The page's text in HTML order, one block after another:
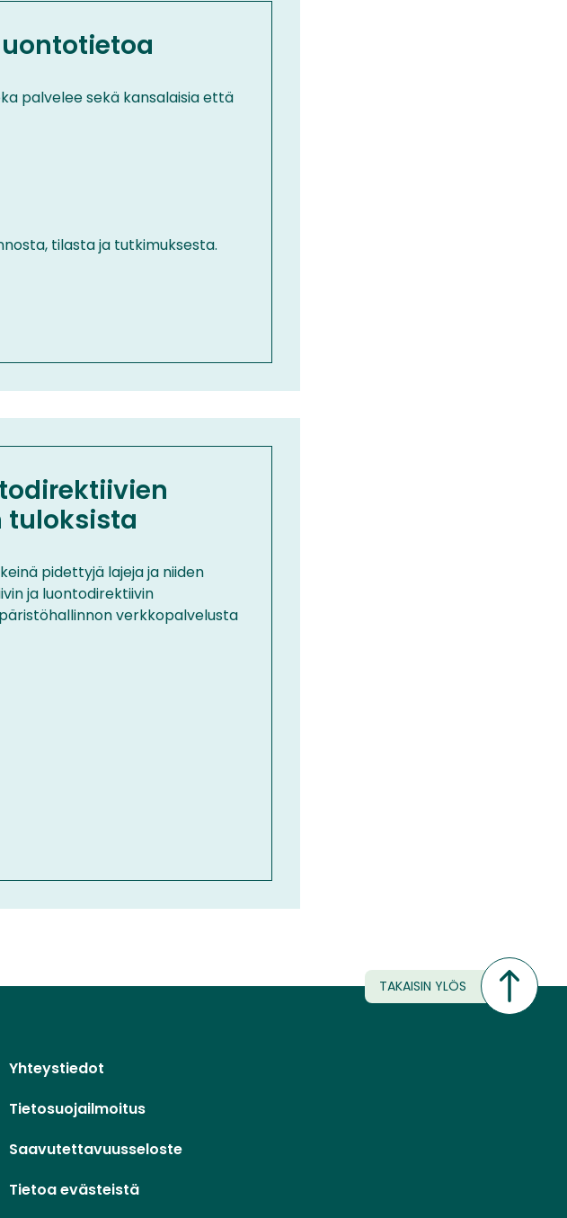
palvelee sekä kansalaisia että
tilasta ja tutkimuksesta.
tuloksista
pidettyjä lajeja ja niiden
ja luontodirektiivin
verkkopalvelusta
TAKAISIN YLÖS
Yhteystiedot
Tietosuojailmoitus
Saavutettavuusseloste
Tietoa evästeistä